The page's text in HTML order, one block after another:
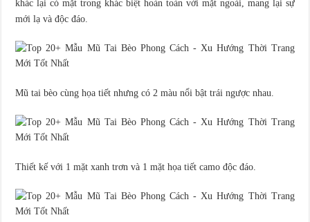
khác lại có mặt trong khác biệt hoàn toàn với mặt ngoài, mang lại sự
mới lạ và độc đáo.
Mũ tai bèo cùng họa tiết nhưng có 2 màu nổi bật trái ngược nhau.
Thiết kế với 1 mặt xanh trơn và 1 mặt họa tiết camo độc đáo.